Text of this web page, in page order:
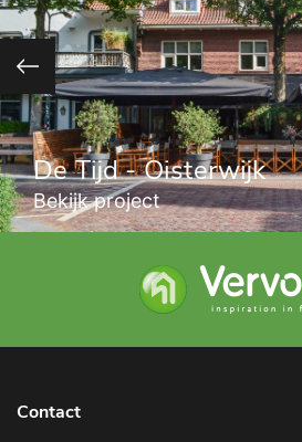
De Tijd - Oisterwijk
Bekijk project
Contact